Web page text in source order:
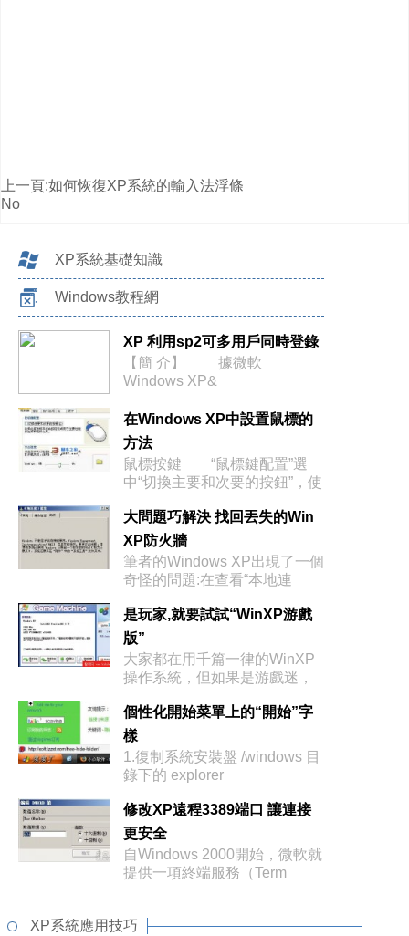
上一頁:如何恢復XP系統的輸入法浮條
No
XP系統基礎知識
Windows教程網
XP 利用sp2可多用戶同時登錄
【簡 介】 據微軟
Windows XP&
在Windows XP中設置鼠標的
方法
鼠標按鍵 “鼠標鍵配置”選
中“切換主要和次要的按鈕”，使
大問題巧解決 找回丟失的Win
XP防火牆
筆者的Windows XP出現了一個
奇怪的問題:在查看“本地連
是玩家,就要試試“WinXP游戲
版”
大家都在用千篇一律的WinXP
操作系統，但如果是游戲迷，
個性化開始菜單上的“開始”字
樣
1.復制系統安裝盤 /windows 目
錄下的 explorer
修改XP遠程3389端口 讓連接
更安全
自Windows 2000開始，微軟就
提供一項終端服務（Term
XP系統應用技巧